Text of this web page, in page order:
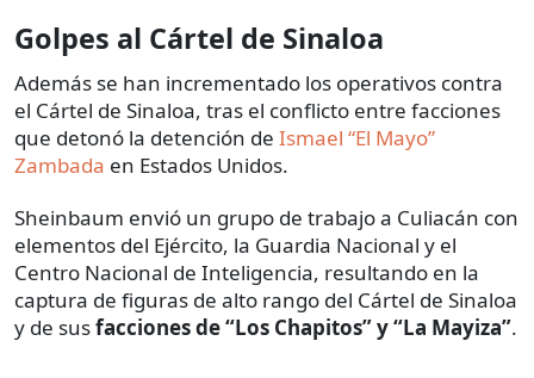
Golpes al Cártel de Sinaloa
Además se han incrementado los operativos contra
el Cártel de Sinaloa, tras el conflicto entre facciones
que detonó la detención de Ismael “El Mayo”
Zambada en Estados Unidos.
Sheinbaum envió un grupo de trabajo a Culiacán con
elementos del Ejército, la Guardia Nacional y el
Centro Nacional de Inteligencia, resultando en la
captura de figuras de alto rango del Cártel de Sinaloa
y de susfacciones de “Los Chapitos” y “La Mayiza”.